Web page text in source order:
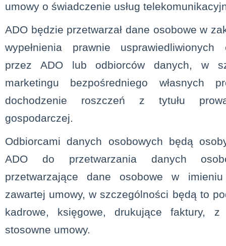
umowy o świadczenie usług
ADO będzie przetwarzał dane osobowe w
wypełnienia prawnie usprawiedliwionych
przez ADO lub odbiorców danych, w
marketingu bezpośredniego własnych
dochodzenie roszczeń z tytułu
gospodarczej.
Odbiorcami danych osobowych będą
ADO do przetwarzania danych
przetwarzające dane osobowe w
zawartej umowy, w szczególności będą to
kadrowe, księgowe, drukujące faktury, z
stosowne umowy.